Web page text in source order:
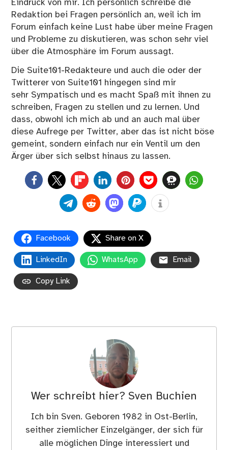
Eindruck von mir. Ich persönlich schreibe die
Redaktion bei Fragen persönlich an, weil ich im
Forum einfach keine Lust habe über meine Fragen
und Probleme zu diskutieren, was schon sehr viel
über die Atmosphäre im Forum aussagt.
Die Suite101-Redakteure und auch die oder der
Twitterer von Suite101 hingegen sind mir
sehr Sympatisch und es macht Spaß mit ihnen zu
schreiben, Fragen zu stellen und zu lernen. Und
dass, obwohl ich mich ab und an auch mal über
diese Aufrege per Twitter, aber das ist nicht böse
gemeint, sondern einfach nur ein Ventil um den
Ärger über sich selbst hinaus zu lassen.
0
Facebook Share on X
LinkedIn WhatsApp Email
Copy Link
Wer schreibt hier? Sven Buchien
Ich bin Sven. Geboren 1982 in Ost-Berlin,
seither ziemlicher Einzelgänger, der sich für
alle möglichen Dinge interessiert und